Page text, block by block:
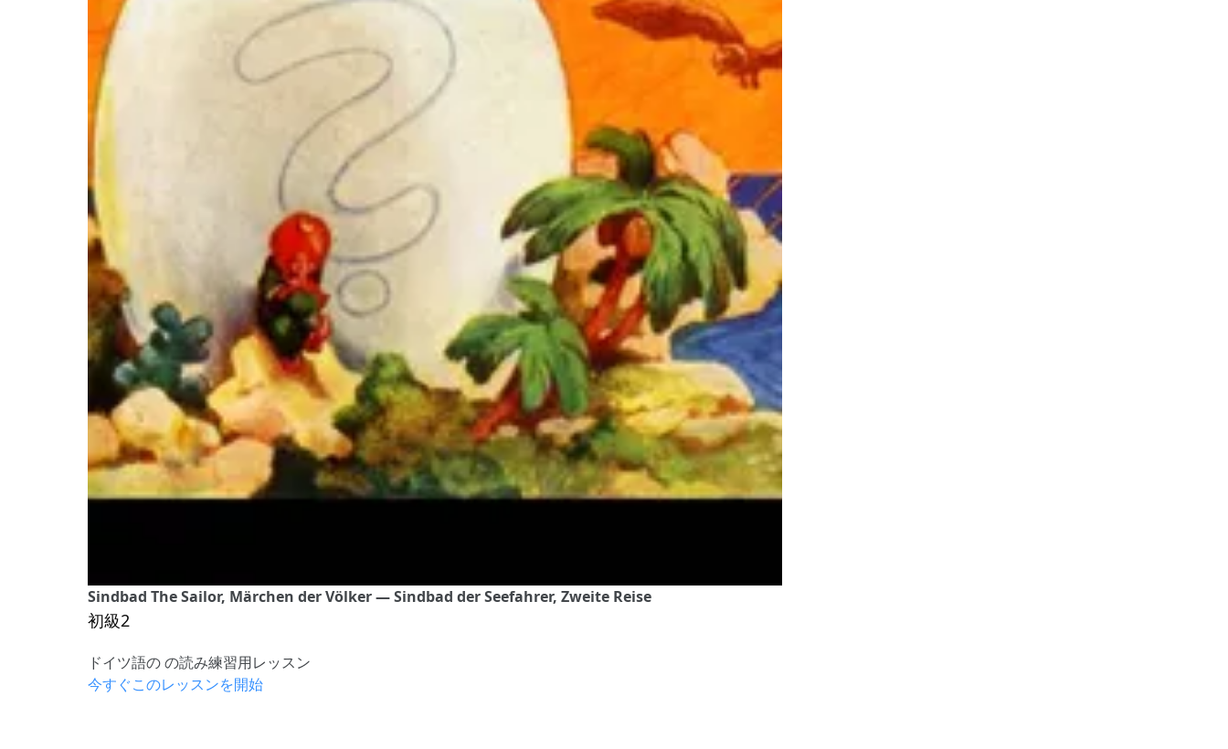
Sindbad The Sailor, Märchen der Völker — Sindbad der Seefahrer, Zweite Reise
初級2
ドイツ語の の読み練習用レッスン
今すぐこのレッスンを開始